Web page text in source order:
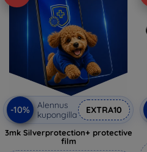
-10%
Alennus
kupongilla
EXTRA10
3mk Silverprotection+ protective
film